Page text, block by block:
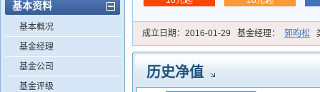
基本资料
基本概况
基金经理
基金公司
基金评级
成立日期： 2016-01-29 基金经理： 郭昀松
历史净值